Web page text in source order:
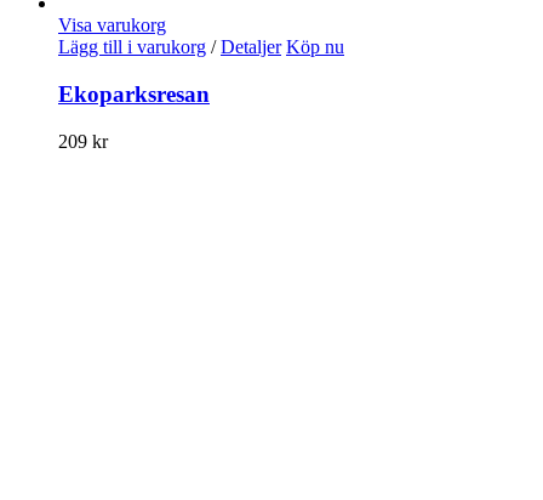
Visa varukorg
Lägg till i varukorg / Detaljer Köp nu
Ekoparksresan
209 kr